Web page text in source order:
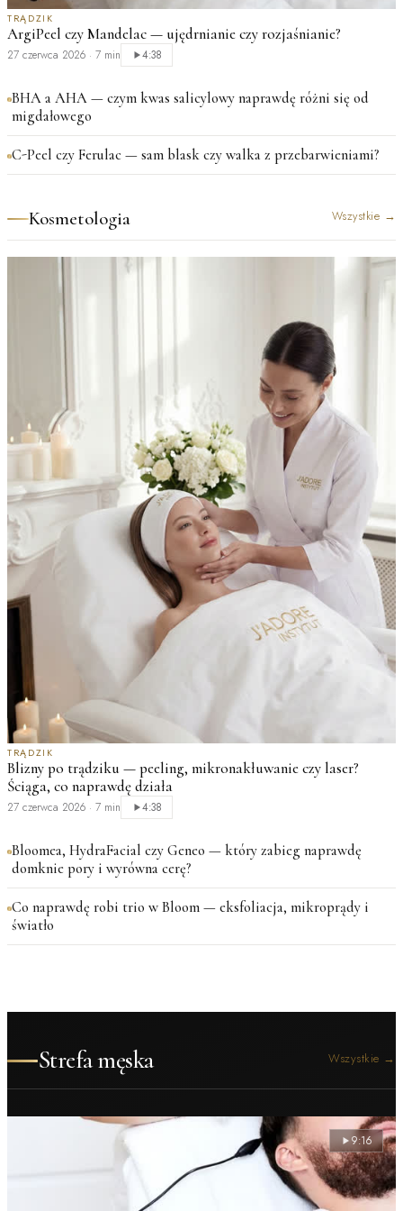
TRĄDZIK
ArgiPeel czy Mandelac — ujędrnianie czy rozjaśnianie?
27 czerwca 2026 · 7 min 4:38
BHA a AHA — czym kwas salicylowy naprawdę różni się od
migdałowego
C-Peel czy Ferulac — sam blask czy walka z przebarwieniami?
Kosmetologia Wszystkie →
TRĄDZIK
Blizny po trądziku — peeling, mikronakłuwanie czy laser?
Ściąga, co naprawdę działa
27 czerwca 2026 · 7 min 4:38
Bloomea, HydraFacial czy Geneo — który zabieg naprawdę
domknie pory i wyrówna cerę?
Co naprawdę robi trio w Bloom — eksfoliacja, mikroprądy i
światło
Strefa męska Wszystkie →
9:16